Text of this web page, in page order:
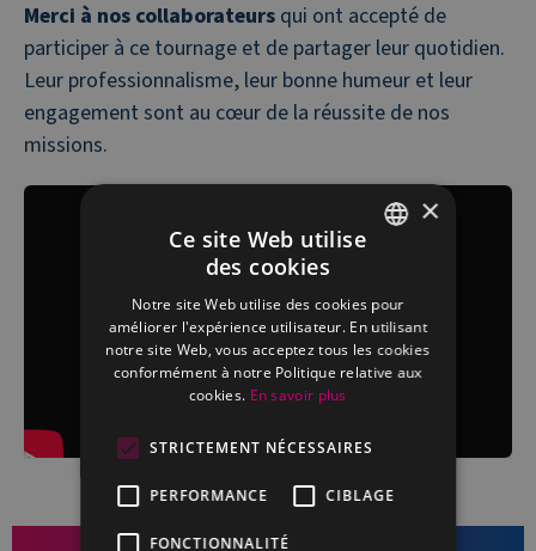
Merci à nos collaborateurs qui ont accepté de
participer à ce tournage et de partager leur quotidien.
Leur professionnalisme, leur bonne humeur et leur
engagement sont au cœur de la réussite de nos
missions.
DUTCH
×
Ce site Web utilise
des cookies
Notre site Web utilise des cookies pour
améliorer l'expérience utilisateur. En utilisant
notre site Web, vous acceptez tous les cookies
conformément à notre Politique relative aux
cookies. En savoir plus
STRICTEMENT NÉCESSAIRES
PERFORMANCE CIBLAGE
FONCTIONNALITÉ